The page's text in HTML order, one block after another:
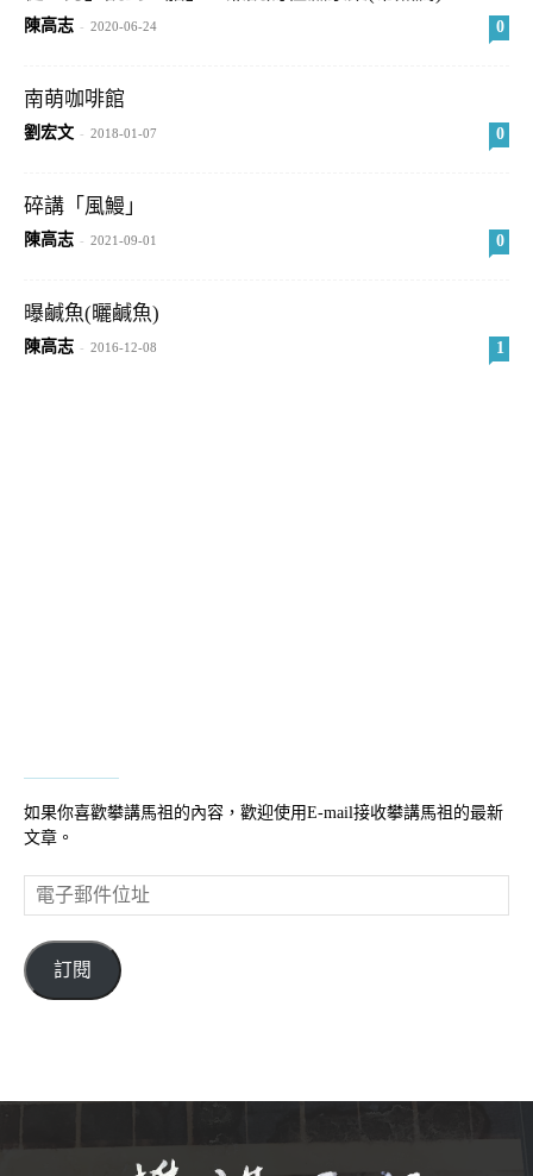
陳高志 - 2020-06-24 0
南萌咖啡館
劉宏文 - 2018-01-07 0
碎講「風鰻」
陳高志 - 2021-09-01 0
曝鹹魚(曬鹹魚)
陳高志 - 2016-12-08 1
如果你喜歡攀講馬祖的內容，歡迎使用E-mail接收攀講馬祖的最新
文章。
電
子
件
位
訂閱